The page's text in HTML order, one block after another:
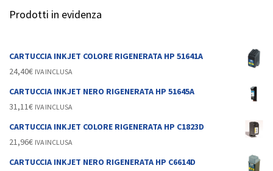
Prodotti in evidenza
CARTUCCIA INKJET COLORE RIGENERATA HP 51641A
24,40€ IVA INCLUSA
CARTUCCIA INKJET NERO RIGENERATA HP 51645A
31,11€ IVA INCLUSA
CARTUCCIA INKJET COLORE RIGENERATA HP C1823D
21,96€ IVA INCLUSA
CARTUCCIA INKJET NERO RIGENERATA HP C6614D